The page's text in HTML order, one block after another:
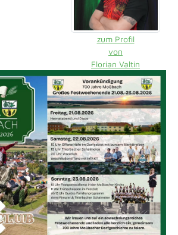
zum Profil
von
Florian Valtin